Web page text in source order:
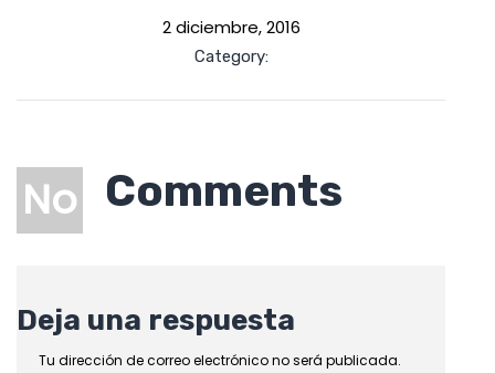
2 diciembre, 2016
Category:
No Comments
Deja una respuesta
Tu dirección de correo electrónico no será publicada.